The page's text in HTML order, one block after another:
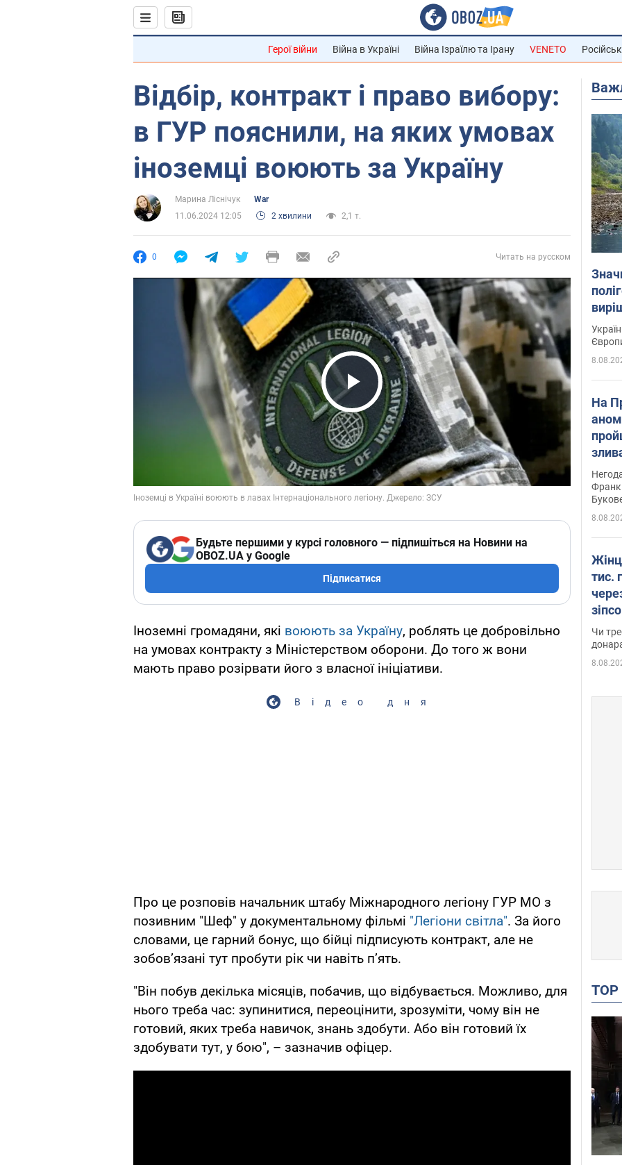
Герої війни Війна в Україні Війна Ізраїлю та Ірану VENETO
Відбір, контракт і право вибору:
в ГУР пояснили, на яких умовах
іноземці воюють за Україну
Марина Ліснічук
War
11.06.2024 12:05
2 хвилини 2,1 т.
0 Читать на русском
Play Video
Будьте першими у курсі головного — підпишіться на Новини на
OBOZ.UA у Google
Підписатися
Іноземні громадяни, які воюють за Україну, роблять це добровільно
на умовах контракту з Міністерством оборони. До того ж вони
мають право розірвати його з власної ініціативи.
Відео дня
Про це розповів начальник штабу Міжнародного легіону ГУР МО з
позивним "Шеф" у документальному фільмі "Легіони світла". За його
словами, це гарний бонус, що бійці підписують контракт, але не
зобов’язані тут пробути рік чи навіть п’ять.
"Він побув декілька місяців, побачив, що відбувається. Можливо, для
нього треба час: зупинитися, переоцінити, зрозуміти, чому він не
готовий, яких треба навичок, знань здобути. Або він готовий їх
здобувати тут, у бою", – зазначив офіцер.
На
тис.
Чи